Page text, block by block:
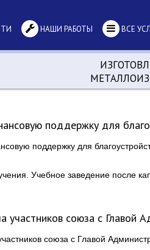
НАШИ РАБОТЫ ВСЕ
поддержку для
Учебное заведение после
участников союза с Главой